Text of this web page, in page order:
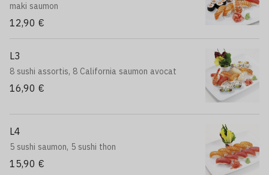
maki saumon
12,90 €
L3
8 sushi assortis, 8 California saumon avocat
16,90 €
L4
5 sushi saumon, 5 sushi thon
15,90 €